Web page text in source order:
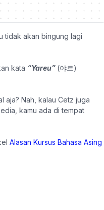
tidak akan bingung lagi
kata “Yareu” (야르)
aja? Nah, kalau Cetz juga
kamu ada di tempat
Alasan Kursus Bahasa Asing